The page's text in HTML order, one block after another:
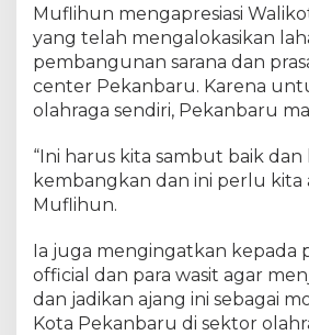
k
a
n
,
P
a
l
o
t
a
B
Muflihun mengapresiasi
yang telah mengalokasikan
pembangunan sarana dan
center Pekanbaru. Karena
olahraga sendiri, Pekanbaru
“Ini harus kita sambut baik dan
kembangkan dan ini perlu kita
Muflihun.
Ia juga mengingatkan kepada
official dan para wasit agar
dan jadikan ajang ini sebagai
Kota Pekanbaru di sektor